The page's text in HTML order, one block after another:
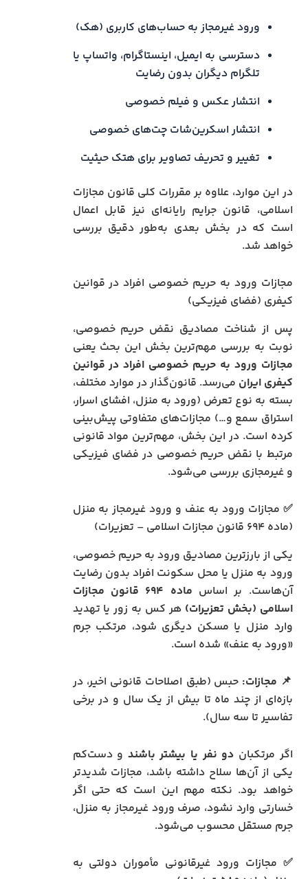
ورود غیرمجاز به حساب‌های کاربری (هک)
دسترسی به ایمیل، اینستاگرام، واتساپ یا
تلگرام دیگران بدون رضایت
انتشار عکس و فیلم خصوصی
انتشار اسکرین‌شات چت‌های خصوصی
تغییر و تحریف تصاویر برای هتک حیثیت
در این موارد، علاوه بر مقررات کلی قانون مجازات
اسلامی، قانون جرایم رایانه‌ای نیز قابل اعمال
است که در بخش بعدی به‌طور دقیق بررسی
خواهد شد.
مجازات ورود به حریم خصوصی افراد در قوانین
کیفری (فضای فیزیکی)
پس از شناخت مصادیق نقض حریم خصوصی،
نوبت به بررسی مهم‌ترین بخش این بحث یعنی
مجازات ورود به حریم خصوصی افراد در قوانین
کیفری ایران می‌رسد. قانون‌گذار در موارد مختلف،
بسته به نوع تعرض (ورود به منزل، افشای اسرار،
استراق سمع و…) مجازات‌های متفاوتی پیش‌بینی
کرده است. در این بخش، مهم‌ترین مواد قانونی
مرتبط با نقض حریم خصوصی در فضای فیزیکی
و غیرمجازی بررسی می‌شود.
✅ مجازات ورود به عنف و ورود غیرمجاز به منزل
(ماده ۶۹۴ قانون مجازات اسلامی – تعزیرات)
یکی از بارزترین مصادیق ورود به حریم خصوصی،
ورود به منزل یا محل سکونت افراد بدون رضایت
آن‌هاست. بر اساس
ماده ۶۹۴ قانون مجازات
اسلامی (بخش تعزیرات)هر کس به زور یا تهدید
وارد منزل یا مسکن دیگری شود، مرتکب جرم
«ورود به عنف» شده است.
📌 مجازات:حبس (طبق اصلاحات قانونی اخیر، در
بازه‌ای از چند ماه تا بیش از یک سال و در برخی
تفاسیر تا سه سال).
اگر مرتکبان دو نفر یا بیشتر باشند و دست‌کم
یکی از آن‌ها سلاح داشته باشد، مجازات شدیدتر
خواهد بود. نکته مهم این است که حتی اگر
خسارتی وارد نشود، صرف ورود غیرمجاز به منزل،
جرم مستقل محسوب می‌شود.
✅ مجازات ورود غیرقانونی مأموران دولتی به